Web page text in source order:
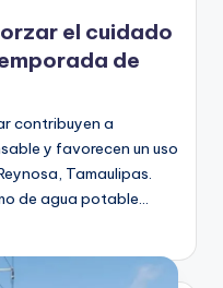
el cuidado
de
contribuyen a
y favorecen un uso
Tamaulipas.
de agua potable…